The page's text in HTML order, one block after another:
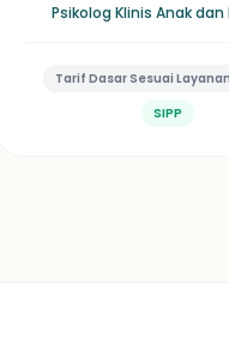
Psikolog Klinis Dewasa
Tarif Dasar Sesuai Layanan
SIPP